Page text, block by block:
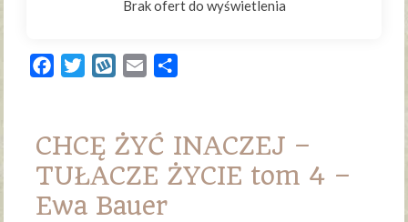
FacebookTwitterWykopEmail
CHCĘ ŻYĆ INACZEJ –
TUŁACZE ŻYCIE tom 4 –
Ewa Bauer